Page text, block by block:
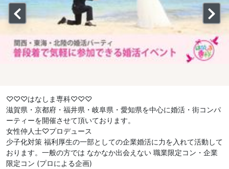
♡♡♡はなしま専科♡♡♡
滋賀県・京都府・福井県・岐阜県・愛知県を中心に婚活・街コンパ
ーティーを開催させて頂いております。
女性仲人士♡プロデュース
少子化対策 福利厚生の一部としての企業婚活に力を入れて活動して
おります。一般の方では なかなか出会えない 職業限定コン・企業
限定コン (プロによる企画)